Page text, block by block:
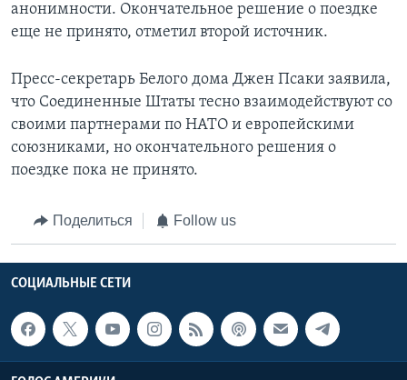
анонимности. Окончательное решение о поездке
еще не принято, отметил второй источник.
Пресс-секретарь Белого дома Джен Псаки заявила,
что Соединенные Штаты тесно взаимодействуют со
своими партнерами по НАТО и европейскими
союзниками, но окончательного решения о
поездке пока не принято.
Поделиться Follow us
СОЦИАЛЬНЫЕ СЕТИ